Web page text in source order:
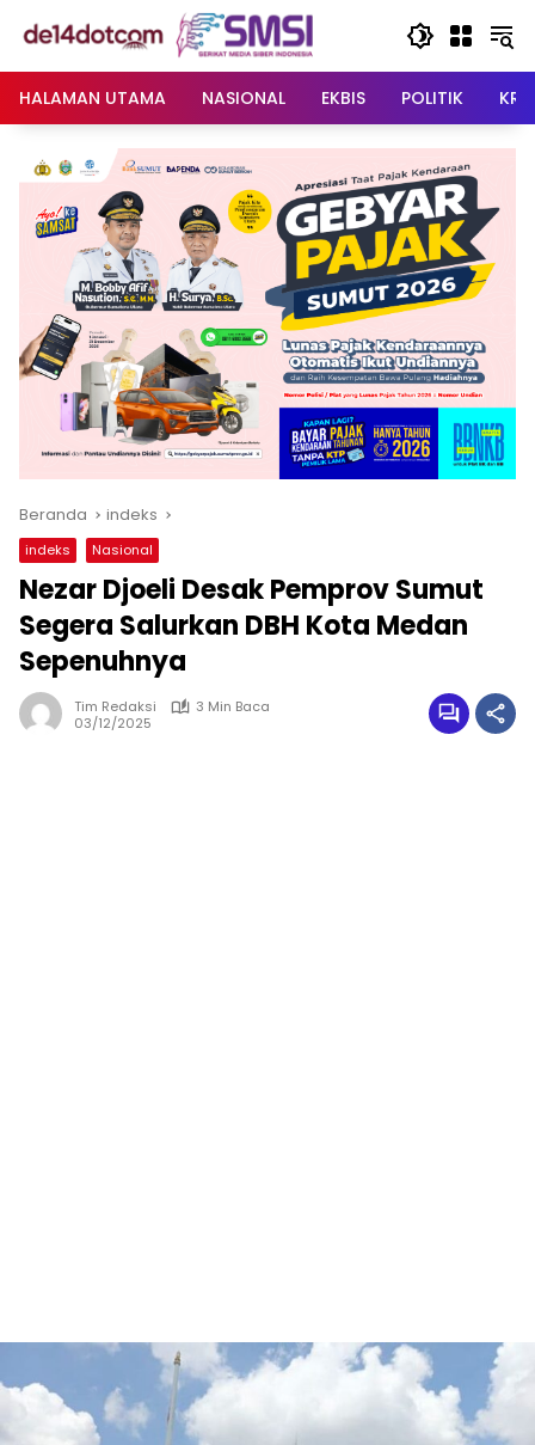
HALAMAN UTAMA
NASIONAL EKBIS POLITIK
Beranda indeks
indeks Nasional
Nezar Djoeli Desak Pemprov Sumut
Segera Salurkan DBH Kota Medan
Sepenuhnya
Tim Redaksi
3 Min Baca
03/12/2025